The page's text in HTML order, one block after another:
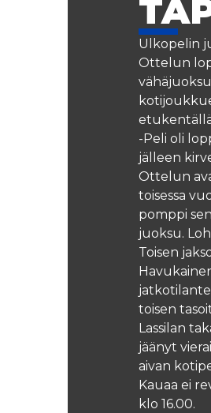
Ulkopelin
Ottelun
-Peli oli
jälleen
Ottelun
toisessa
pomppi
juoksu.
Toisen
toisen
Lassilan
jäänyt
aivan
Kauaa ei
klo 16.00.